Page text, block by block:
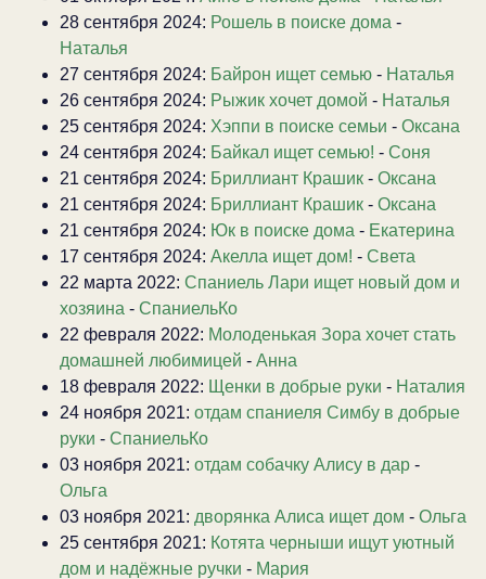
28 сентября 2024: Рошель в поиске дома -
Наталья
27 сентября 2024: Байрон ищет семью - Наталья
26 сентября 2024: Рыжик хочет домой - Наталья
25 сентября 2024: Хэппи в поиске семьи - Оксана
24 сентября 2024: Байкал ищет семью! - Соня
21 сентября 2024: Бриллиант Крашик - Оксана
21 сентября 2024: Бриллиант Крашик - Оксана
21 сентября 2024: Юк в поиске дома - Екатерина
17 сентября 2024: Акелла ищет дом! - Света
22 марта 2022: Спаниель Лари ищет новый дом и
хозяина - СпаниельКо
22 февраля 2022: Молоденькая Зора хочет стать
домашней любимицей - Анна
18 февраля 2022: Щенки в добрые руки - Наталия
24 ноября 2021: отдам спаниеля Симбу в добрые
руки - СпаниельКо
03 ноября 2021: отдам собачку Алису в дар -
Ольга
03 ноября 2021: дворянка Алиса ищет дом - Ольга
25 сентября 2021: Котята черныши ищут уютный
дом и надёжные ручки - Мария